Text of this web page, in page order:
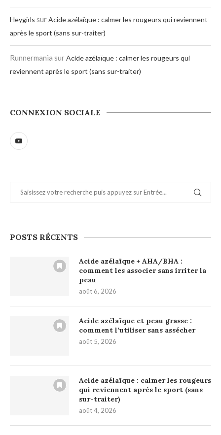
Heygirls surAcide azélaïque : calmer les rougeurs qui reviennent
après le sport (sans sur-traiter)
Runnermania surAcide azélaïque : calmer les rougeurs qui
reviennent après le sport (sans sur-traiter)
CONNEXION SOCIALE
POSTS RÉCENTS
Acide azélaïque + AHA/BHA :
comment les associer sans irriter la
peau
août 6, 2026
Acide azélaïque et peau grasse :
comment l’utiliser sans assécher
août 5, 2026
Acide azélaïque : calmer les rougeurs
qui reviennent après le sport (sans
sur-traiter)
août 4, 2026